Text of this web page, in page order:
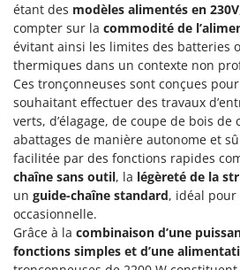
Perches Élagueuses
Pétrins à Spirale
Piscines
Planteuses de pommes de
Plateaux de coupe pour
Plumeuses
Pompes d'irrigation à tracteur
Pompes de transfert
Pompes immergées électriques
Postes à souder
Francini
G
G3 Ferrari
Gardena
Garofalo
GeoTech
GeoTech Pro
Gierre
Ginko - MGM
Gipeco
étant des modèles alimentés en 230V
compter sur la commodité de
évitant ainsi les limites des batteries
thermiques dans un contexte non
Ces tronçonneuses sont conçues
souhaitant effectuer des travaux
verts, d’élagage, de coupe de bois
abattages de manière autonome et
facilitée par des fonctions rapides
chaîne sans outil, la légèreté de la
un guide-chaîne standard, idéal
occasionnelle.
Grâce à la combinaison d’une
fonctions simples et d’une